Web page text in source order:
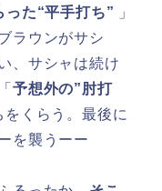
った“平手打ち”
」
ラウンがサシ
、サシャは続け
予想外の”肘打
をくらう。最後に
を襲うーー